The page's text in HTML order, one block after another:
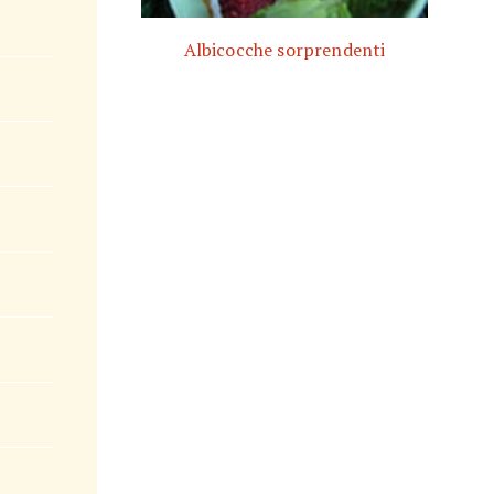
Albicocche sorprendenti